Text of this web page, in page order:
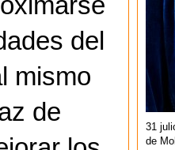
del
mismo
de
31
de